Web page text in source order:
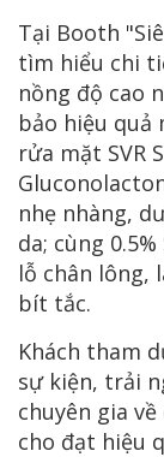
Tại Booth
tìm hiểu chi
nồng độ cao
bảo hiệu quả
rửa mặt SVR
nhẹ nhàng,
da; cùng
lỗ chân lông,
bít tắc.
Khách tham
sự kiện, trải
chuyên gia
cho đạt hiệu